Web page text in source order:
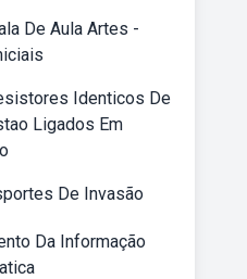
De Aula Artes -
Identicos De
Ligados Em
De Invasão
Da Informação